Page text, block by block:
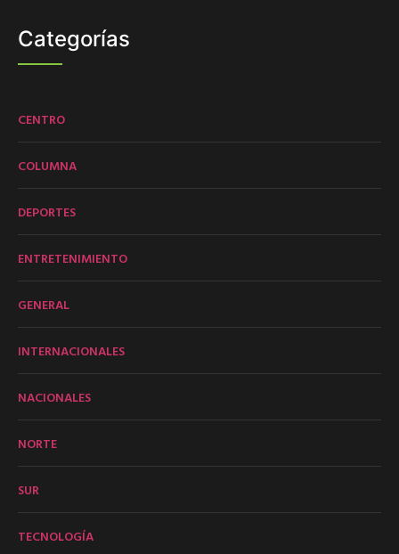
Categorías
CENTRO
COLUMNA
DEPORTES
ENTRETENIMIENTO
GENERAL
INTERNACIONALES
NACIONALES
NORTE
SUR
TECNOLOGÍA